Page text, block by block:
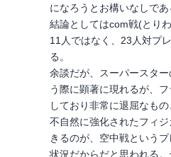
になろうとお構いなしであ
結論としてはcom戦(とり
11人ではなく、23人対プ
る。
余談だが、スーパースタ
う際に顕著に現れるが、
しており非常に退屈なも
不自然に強化されたフィ
きるのが、空中戦という
状況だからだと思われる